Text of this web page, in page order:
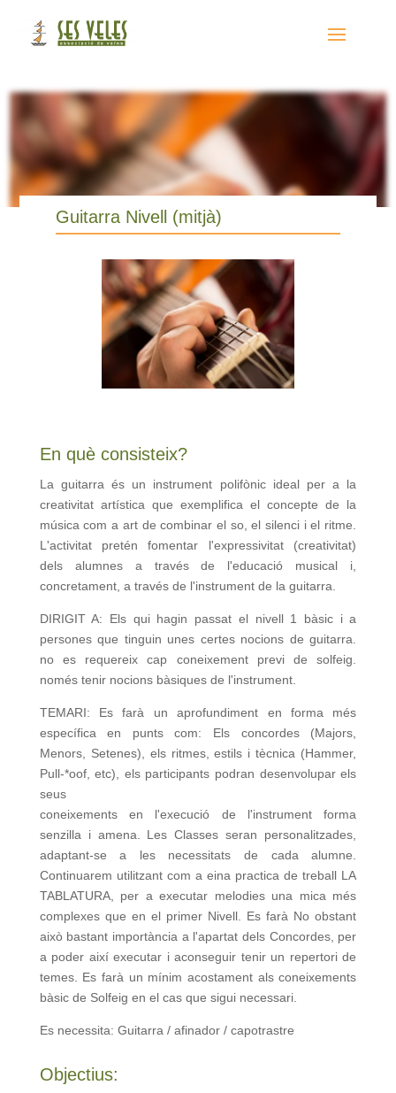
Guitarra Nivell (mitjà)
En què consisteix?
La guitarra és un instrument polifònic ideal per a la
creativitat artística que exemplifica el concepte de la
música com a art de combinar el so, el silenci i el ritme.
L'activitat pretén fomentar l'expressivitat (creativitat)
dels alumnes a través de l'educació musical i,
concretament, a través de l'instrument de la guitarra.
DIRIGIT A: Els qui hagin passat el nivell 1 bàsic i a
persones que tinguin unes certes nocions de guitarra.
no es requereix cap coneixement previ de solfeig.
només tenir nocions bàsiques de l'instrument.
TEMARI: Es farà un aprofundiment en forma més
específica en punts com: Els concordes (Majors,
Menors, Setenes), els ritmes, estils i tècnica (Hammer,
Pull-*oof, etc), els participants podran desenvolupar els
seus
coneixements en l'execució de l'instrument forma
senzilla i amena. Les Classes seran personalitzades,
adaptant-se a les necessitats de cada alumne.
Continuarem utilitzant com a eina practica de treball LA
TABLATURA, per a executar melodies una mica més
complexes que en el primer Nivell. Es farà No obstant
això bastant importància a l'apartat dels Concordes, per
a poder així executar i aconseguir tenir un repertori de
temes. Es farà un mínim acostament als coneixements
bàsic de Solfeig en el cas que sigui necessari.
Es necessita: Guitarra / afinador / capotrastre
Objectius: